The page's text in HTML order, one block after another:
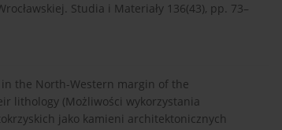
Studia i Materiały 136(43), pp. 73–
the North-Western margin of the
lithology (Możliwości wykorzystania
jako kamieni architektonicznych